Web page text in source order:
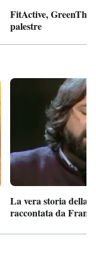
FitActive,
palestre
La vera storia della
raccontata da